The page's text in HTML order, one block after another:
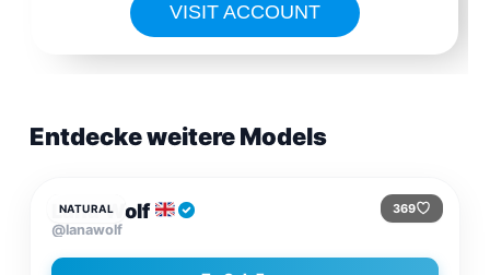
VISIT ACCOUNT
Entdecke weitere Models
NATURAL 369
Lana Wolf
@lanawolf